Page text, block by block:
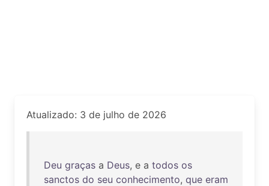
Atualizado: 3 de julho de 2026
Deu graças a Deus, e a todos os
sanctos do seu conhecimento, que eram